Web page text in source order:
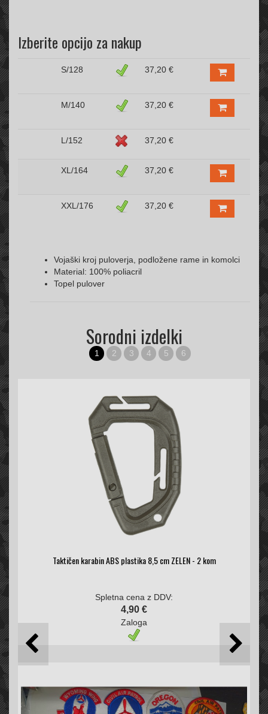
Izberite opcijo za nakup
S/128 37,20 €
M/140 37,20 €
L/152 37,20 €
XL/164 37,20 €
XXL/176 37,20 €
Vojaški kroj puloverja, podložene rame in komolci
Material: 100% poliacril
Topel pulover
Sorodni izdelki
1 2 3 4 5 6
Taktičen karabin ABS plastika 8,5 cm ZELEN - 2 kom
Spletna cena z DDV:
4,90 €
Zaloga